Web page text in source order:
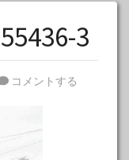
3
コメントする